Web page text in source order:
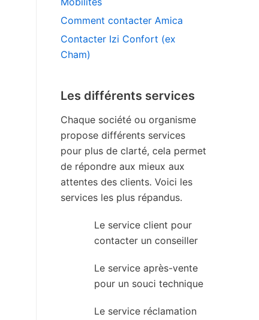
Comment contacter Amica
Contacter Izi Confort (ex
Cham)
Les différents services
Chaque société ou organisme
propose différents services
pour plus de clarté, cela permet
de répondre aux mieux aux
attentes des clients. Voici les
services les plus répandus.
Le service client pour
contacter un conseiller
Le service après-vente
pour un souci technique
Le service réclamation